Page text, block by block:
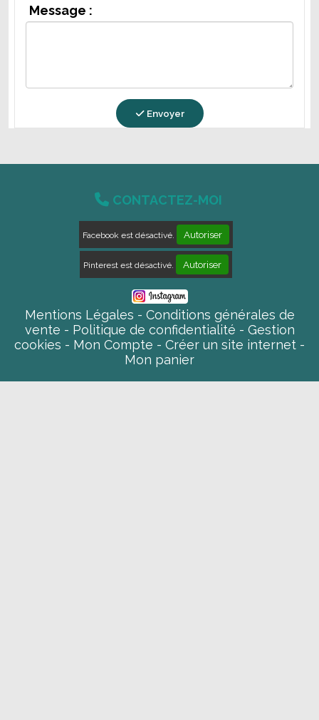
Message :
Envoyer
 CONTACTEZ-MOI
Facebook est désactivé. Autoriser
Pinterest est désactivé. Autoriser
Mentions Légales
Conditions générales de
vente
Politique de confidentialité
Gestion
cookies
Mon Compte
Créer un site internet
Mon panier